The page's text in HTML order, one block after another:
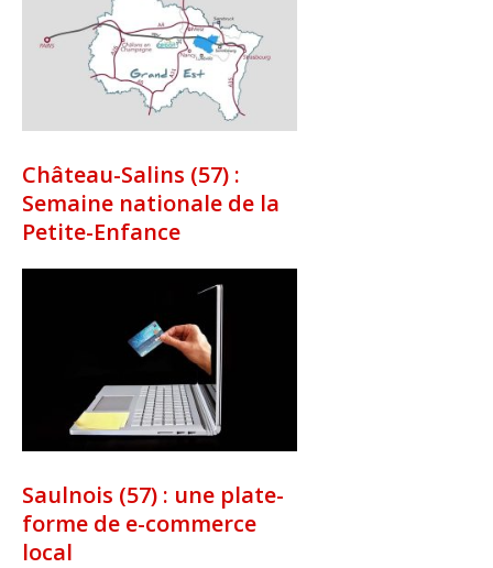
Château-Salins (57) :
Semaine nationale de la
Petite-Enfance
Saulnois (57) : une plate-
forme de e-commerce
local